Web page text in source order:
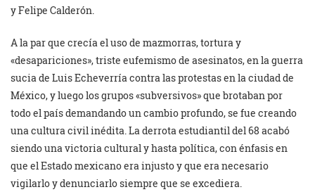
y Felipe Calderón.
A la par que crecía el uso de mazmorras, tortura y
«desapariciones», triste eufemismo de asesinatos, en la guerra
sucia de Luis Echeverría contra las protestas en la ciudad de
México, y luego los grupos «subversivos» que brotaban por
todo el país demandando un cambio profundo, se fue creando
una cultura civil inédita. La derrota estudiantil del 68 acabó
siendo una victoria cultural y hasta política, con énfasis en
que el Estado mexicano era injusto y que era necesario
vigilarlo y denunciarlo siempre que se excediera.